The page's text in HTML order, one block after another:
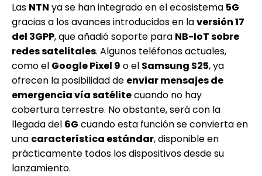
Las NTN ya se han integrado en el ecosistema 5G
gracias a los avances introducidos en laversión 17
del 3GPP, que añadió soporte para NB-IoT sobre
redes satelitales. Algunos teléfonos actuales,
como el Google Pixel 9 o el Samsung S25, ya
ofrecen la posibilidad de enviar mensajes de
emergencia vía satélitecuando no hay
cobertura terrestre. No obstante, será con la
llegada del 6G cuando esta función se convierta en
una característica estándar, disponible en
prácticamente todos los dispositivos desde su
lanzamiento.